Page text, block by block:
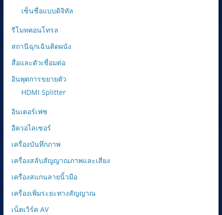
เซ็นชื่อแบบดิจิทัล
รีโมทคอนโทรล
สถานีฉุกเฉินติดผนัง
สื่อและตัวเชื่อมต่อ
อินพุตการขยายตัว
HDMI Splitter
อินเตอร์เฟซ
อีควอไลเซอร์
เครื่องบันทึกภาพ
เครื่องสลับสัญญาณภาพและเสียง
เครื่องสแกนลายนิ้วมือ
เครื่องเพิ่มระยะทางสัญญาณ
เน็ตเวิร์ค AV